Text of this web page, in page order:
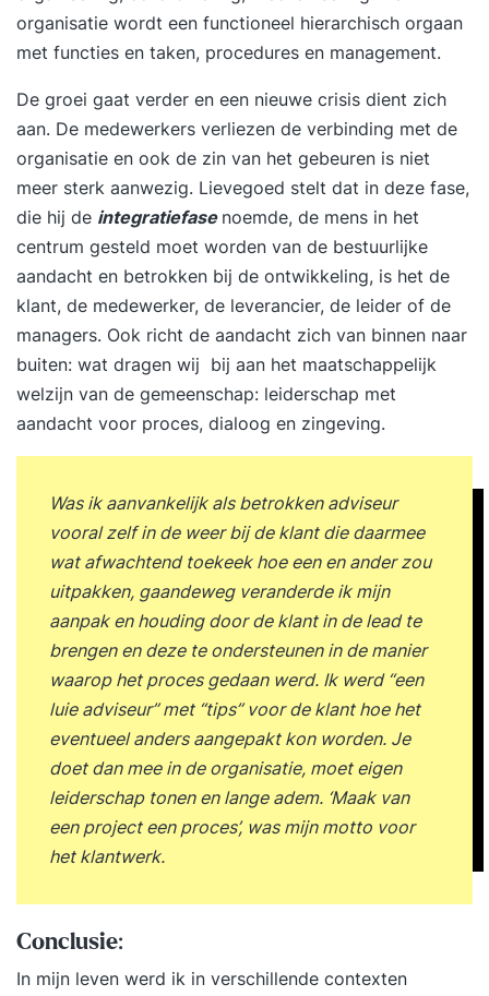
organisatie wordt een functioneel hierarchisch orgaan
met functies en taken, procedures en management.
De groei gaat verder en een nieuwe crisis dient zich
aan. De medewerkers verliezen de verbinding met de
organisatie en ook de zin van het gebeuren is niet
meer sterk aanwezig. Lievegoed stelt dat in deze fase,
die hij de integratiefase noemde, de mens in het
centrum gesteld moet worden van de bestuurlijke
aandacht en betrokken bij de ontwikkeling, is het de
klant, de medewerker, de leverancier, de leider of de
managers. Ook richt de aandacht zich van binnen naar
buiten: wat dragen wij bij aan het maatschappelijk
welzijn van de gemeenschap: leiderschap met
aandacht voor proces, dialoog en zingeving.
Was ik aanvankelijk als betrokken adviseur
vooral zelf in de weer bij de klant die daarmee
wat afwachtend toekeek hoe een en ander zou
uitpakken, gaandeweg veranderde ik mijn
aanpak en houding door de klant in de lead te
brengen en deze te ondersteunen in de manier
waarop het proces gedaan werd. Ik werd “een
luie adviseur” met “tips” voor de klant hoe het
eventueel anders aangepakt kon worden. Je
doet dan mee in de organisatie, moet eigen
leiderschap tonen en lange adem. ‘Maak van
een project een proces’, was mijn motto voor
het klantwerk.
Conclusie:
In mijn leven werd ik in verschillende contexten